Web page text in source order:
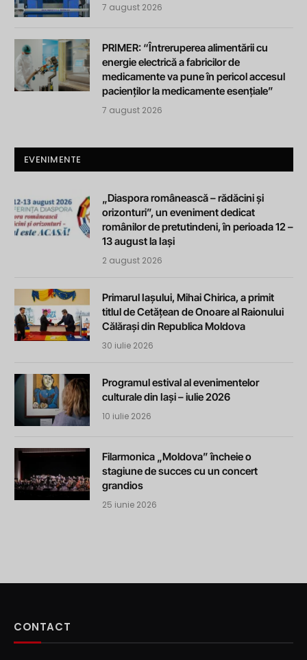
7 august 2026
PRIMER: “Întreruperea alimentării cu
energie electrică a fabricilor de
medicamente va pune în pericol accesul
pacienților la medicamente esențiale”
7 august 2026
EVENIMENTE
„Diaspora românească – rădăcini și
orizonturi”, un eveniment dedicat
românilor de pretutindeni, în perioada 12 –
13 august la Iași
2 august 2026
Primarul Iașului, Mihai Chirica, a primit
titlul de Cetățean de Onoare al Raionului
Călărași din Republica Moldova
30 iulie 2026
Programul estival al evenimentelor
culturale din Iași – iulie 2026
10 iulie 2026
Filarmonica „Moldova” încheie o
stagiune de succes cu un concert
grandios
25 iunie 2026
CONTACT